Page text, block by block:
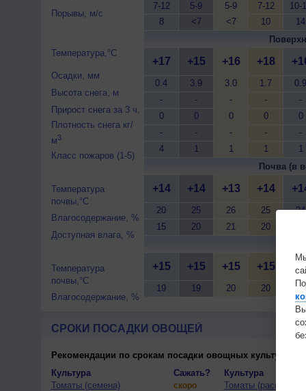
Порывы, м/с
Температура,°C
Осадки, мм
Высота снега, м
Прирост снега за 3 ч.
Плотность снега кг/
м3
Класс пожаров (1-5)
Температура
почвы,°C
Влагосодержание, %
Доступная влага, %
Температура
почвы,°C
Влагосодержание, %
7-12
8
5-9
<7
5-9
<7
7-12
10
10-
14
+17
0.4
-
0
-
4
+15
3.9
-
0
-
1
+16
3.0
-
0
-
1
+18
1.7
-
0
-
1
0.9
-
0
-
1
Почва (в
+14
20
15
+14
25
20
+13
26
21
+14
25
20
24
+15
19
+15
19
+15
20
+15
20 21
СРОКИ ПОСАДКИ ОВОЩЕЙ
Рекомендации по срокам посадки овощных культур
Культура
Сажать? Культура
Томаты (семена)
скоро Томаты (рассада)